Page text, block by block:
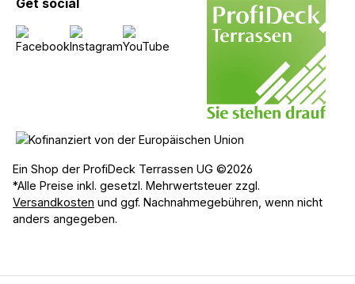
Get social
Ein Shop der ProfiDeck Terrassen UG ©2026
*Alle Preise inkl. gesetzl. Mehrwertsteuer zzgl.
Versandkosten und ggf. Nachnahmegebühren, wenn nicht
anders angegeben.